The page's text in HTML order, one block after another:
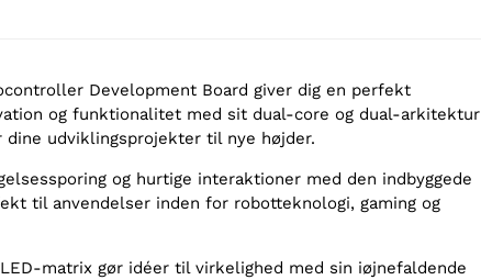
Development Board giver dig en perfekt
og funktionalitet med sit dual-core og dual-arkitektur
udviklingsprojekter til nye højder.
og hurtige interaktioner med den indbyggede
til anvendelser inden for robotteknologi, gaming og
matrix gør idéer til virkelighed med sin iøjnefaldende